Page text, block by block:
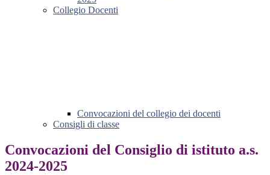
Collegio Docenti
Convocazioni del collegio dei docenti
Consigli di classe
Convocazioni del Consiglio di istituto a.s.
2024-2025